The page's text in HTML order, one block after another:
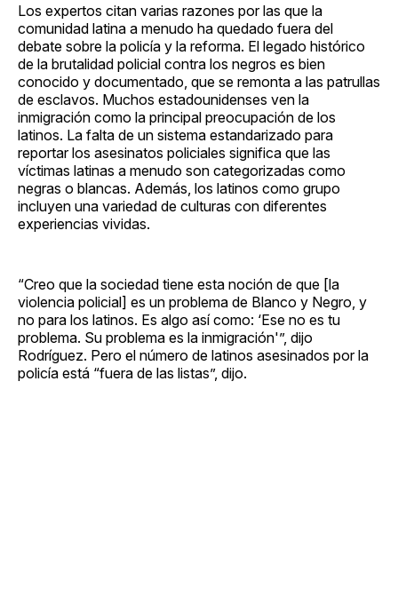
Los expertos citan varias razones por las que la
comunidad latina a menudo ha quedado fuera del
debate sobre la policía y la reforma. El legado histórico
de la brutalidad policial contra los negros es bien
conocido y documentado, que se remonta a las patrullas
de esclavos. Muchos estadounidenses ven la
inmigración como la principal preocupación de los
latinos. La falta de un sistema estandarizado para
reportar los asesinatos policiales significa que las
víctimas latinas a menudo son categorizadas como
negras o blancas. Además, los latinos como grupo
incluyen una variedad de culturas con diferentes
experiencias vividas.
“Creo que la sociedad tiene esta noción de que [la
violencia policial] es un problema de Blanco y Negro, y
no para los latinos. Es algo así como: ‘Ese no es tu
problema. Su problema es la inmigración'”, dijo
Rodríguez. Pero el número de latinos asesinados por la
policía está “fuera de las listas”, dijo.